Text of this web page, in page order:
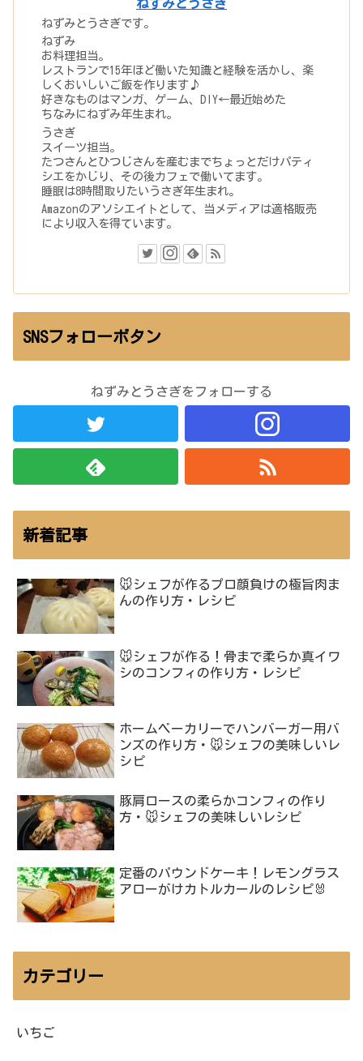
ねずみとうさぎ
ねずみとうさぎです。
ねずみ
お料理担当。
レストランで15年ほど働いた知識と経験を活かし、楽
しくおいしいご飯を作ります♪
好きなものはマンガ、ゲーム、DIY←最近始めた
ちなみにねずみ年生まれ。
うさぎ
スイーツ担当。
たつさんとひつじさんを産むまでちょっとだけパティ
シエをかじり、その後カフェで働いてます。
睡眠は8時間取りたいうさぎ年生まれ。
Amazonのアソシエイトとして、当メディアは適格販売
により収入を得ています。
SNSフォローボタン
ねずみとうさぎをフォローする
新着記事
🐭シェフが作るプロ顔負けの極旨肉ま
んの作り方・レシピ
🐭シェフが作る！骨まで柔らか真イワ
シのコンフィの作り方・レシピ
ホームベーカリーでハンバーガー用バ
ンズの作り方・🐭シェフの美味しいレ
シピ
豚肩ロースの柔らかコンフィの作り
方・🐭シェフの美味しいレシピ
定番のパウンドケーキ！レモングラス
アローがけカトルカールのレシピ🐰
カテゴリー
いちご